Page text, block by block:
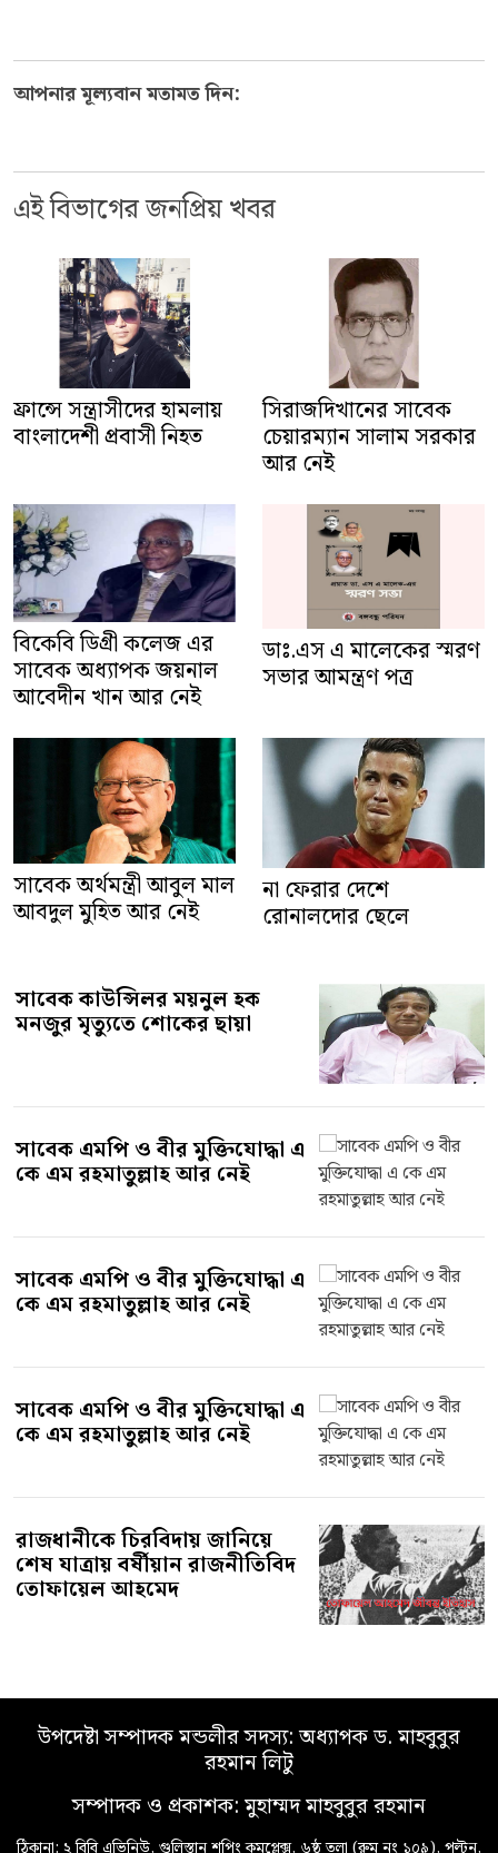
আপনার মূল্যবান মতামত দিন:
এই বিভাগের জনপ্রিয় খবর
ফ্রান্সে সন্ত্রাসীদের হামলায়
বাংলাদেশী প্রবাসী নিহত
সিরাজদিখানের সাবেক
চেয়ারম্যান সালাম সরকার
আর নেই
বিকেবি ডিগ্রী কলেজ এর
সাবেক অধ্যাপক জয়নাল
আবেদীন খান আর নেই
ডাঃ.এস এ মালেকের স্মরণ
সভার আমন্ত্রণ পত্র
সাবেক অর্থমন্ত্রী আবুল মাল
আবদুল মুহিত আর নেই
না ফেরার দেশে
রোনালদোর ছেলে
সাবেক কাউন্সিলর ময়নুল হক
মনজুর মৃত্যুতে শোকের ছায়া
সাবেক এমপি ও বীর মুক্তিযোদ্ধা এ
কে এম রহমাতুল্লাহ আর নেই
সাবেক এমপি ও বীর মুক্তিযোদ্ধা এ
কে এম রহমাতুল্লাহ আর নেই
সাবেক এমপি ও বীর মুক্তিযোদ্ধা এ
কে এম রহমাতুল্লাহ আর নেই
রাজধানীকে চিরবিদায় জানিয়ে
শেষ যাত্রায় বর্ষীয়ান রাজনীতিবিদ
তোফায়েল আহমেদ
উপদেষ্টা সম্পাদক মন্ডলীর সদস্য: অধ্যাপক ড. মাহবুবুর
রহমান লিটু
সম্পাদক ও প্রকাশক: মুহাম্মদ মাহবুবুর রহমান